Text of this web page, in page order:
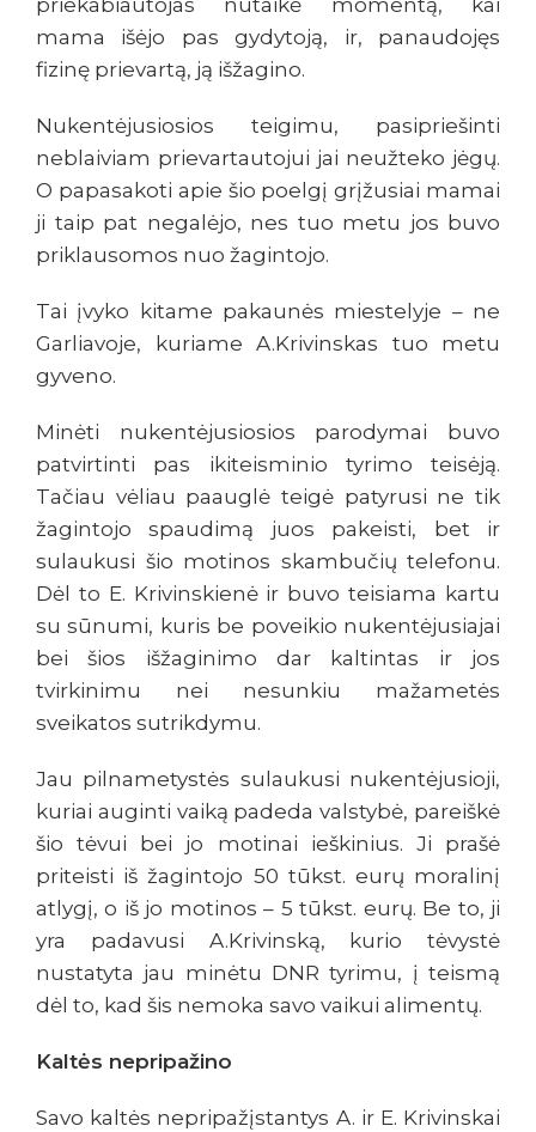
priekabiautojas nutaikė momentą, kai
mama išėjo pas gydytoją, ir, panaudojęs
fizinę prievartą, ją išžagino.
Nukentėjusiosios teigimu, pasipriešinti
neblaiviam prievartautojui jai neužteko jėgų.
O papasakoti apie šio poelgį grįžusiai mamai
ji taip pat negalėjo, nes tuo metu jos buvo
priklausomos nuo žagintojo.
Tai įvyko kitame pakaunės miestelyje – ne
Garliavoje, kuriame A.Krivinskas tuo metu
gyveno.
Minėti nukentėjusiosios parodymai buvo
patvirtinti pas ikiteisminio tyrimo teisėją.
Tačiau vėliau paauglė teigė patyrusi ne tik
žagintojo spaudimą juos pakeisti, bet ir
sulaukusi šio motinos skambučių telefonu.
Dėl to E. Krivinskienė ir buvo teisiama kartu
su sūnumi, kuris be poveikio nukentėjusiajai
bei šios išžaginimo dar kaltintas ir jos
tvirkinimu nei nesunkiu mažametės
sveikatos sutrikdymu.
Jau pilnametystės sulaukusi nukentėjusioji,
kuriai auginti vaiką padeda valstybė, pareiškė
šio tėvui bei jo motinai ieškinius. Ji prašė
priteisti iš žagintojo 50 tūkst. eurų moralinį
atlygį, o iš jo motinos – 5 tūkst. eurų. Be to, ji
yra padavusi A.Krivinską, kurio tėvystė
nustatyta jau minėtu DNR tyrimu, į teismą
dėl to, kad šis nemoka savo vaikui alimentų.
Kaltės nepripažino
Savo kaltės nepripažįstantys A. ir E. Krivinskai